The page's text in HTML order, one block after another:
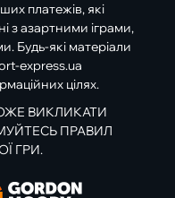
платежів, які
з азартними іграми,
Будь-які матеріали
express.ua
цілях.
ВИКЛИКАТИ
ПРАВИЛ
ГРИ.